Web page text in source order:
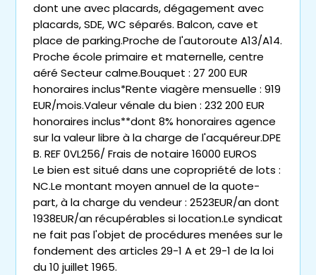
dont une avec placards, dégagement avec
placards, SDE, WC séparés. Balcon, cave et
place de parking.Proche de l'autoroute A13/A14.
Proche école primaire et maternelle, centre
aéré Secteur calme.Bouquet : 27 200 EUR
honoraires inclus*Rente viagère mensuelle : 919
EUR/mois.Valeur vénale du bien : 232 200 EUR
honoraires inclus**dont 8% honoraires agence
sur la valeur libre à la charge de l'acquéreur.DPE
B. REF 0VL256/ Frais de notaire 16000 EUROS
Le bien est situé dans une copropriété de lots :
NC.Le montant moyen annuel de la quote-
part, à la charge du vendeur : 2523EUR/an dont
1938EUR/an récupérables si location.Le syndicat
ne fait pas l'objet de procédures menées sur le
fondement des articles 29-1 A et 29-1 de la loi
du 10 juillet 1965.